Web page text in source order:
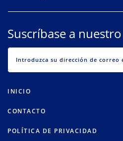
Suscríbase a
INICIO
CONTACTO
POLÍTICA DE PRIVACIDAD